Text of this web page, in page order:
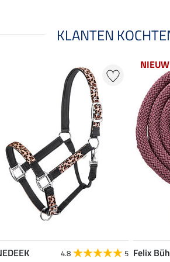
KLANTEN
4.8 5
NIEUW
Felix